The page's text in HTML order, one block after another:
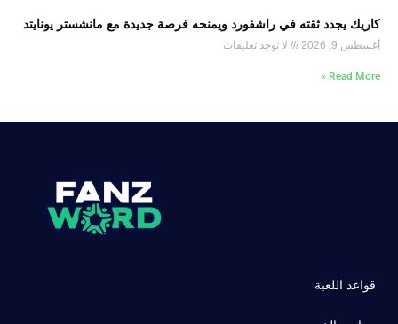
كاريك يجدد ثقته في راشفورد ويمنحه فرصة جديدة مع مانشستر يونايتد
أغسطس 9, 2026 لا توجد تعليقات
Read More »
قواعد اللعبة